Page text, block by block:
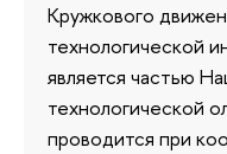
Кружкового
технологической
является частью
технологической
проводится при